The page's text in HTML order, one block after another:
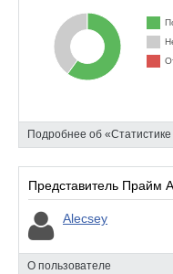
Подробнее об
Представитель Прайм
Alecsey
О пользователе